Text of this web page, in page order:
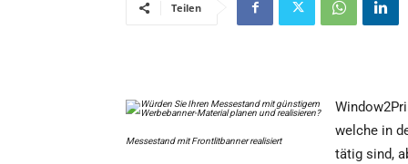
Teilen
Messestand mit Frontlitbanner realisiert
welche in
tätig sind,